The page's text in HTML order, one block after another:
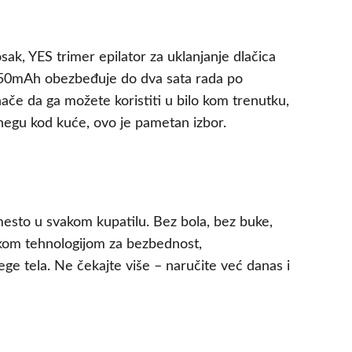
YES trimer epilator za uklanjanje dlačica
obezbeđuje do dva sata rada po
da ga možete koristiti u bilo kom trenutku,
kod kuće, ovo je pametan izbor.
u svakom kupatilu. Bez bola, bez buke,
tehnologijom za bezbednost,
tela. Ne čekajte više – naručite već danas i